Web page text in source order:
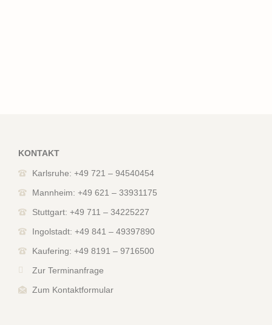
KONTAKT
Karlsruhe: +49 721 – 94540454
Mannheim: +49 621 – 33931175
Stuttgart: +49 711 – 34225227
Ingolstadt: +49 841 – 49397890
Kaufering: +49 8191 – 9716500
Zur Terminanfrage
Zum Kontaktformular